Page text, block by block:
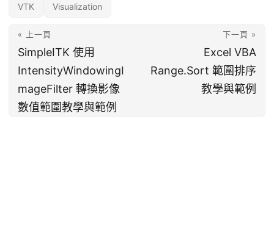
VTK Visualization
« 上一頁
SimpleITK 使用
IntensityWindowingI
mageFilter 轉換影像
數值範圍教學與範例
下一頁 »
Excel VBA
Range.Sort 範圍排序
教學與範例